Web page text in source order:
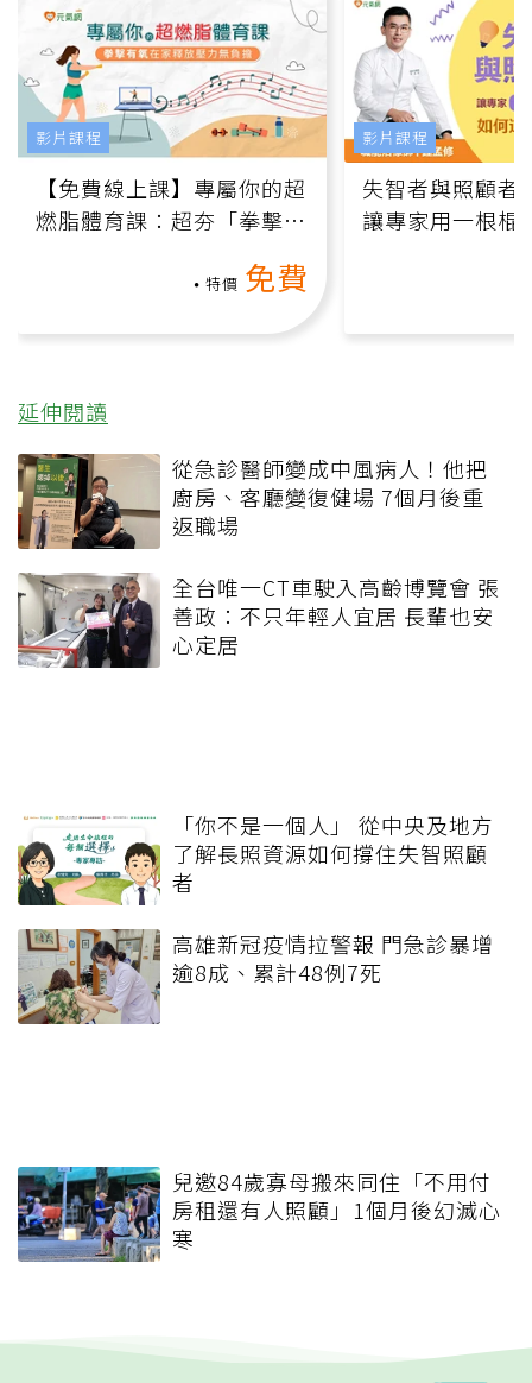
【免費線上課】專屬你的超
燃脂體育課：超夯「拳擊有
特價 免費
影片課程
失智者與照顧者
讓專家用一根棍
影片課程
延伸閱讀
從急診醫師變成中風病人！他把
廚房、客廳變復健場 7個月後重
返職場
全台唯一CT車駛入高齡博覽會 張
善政：不只年輕人宜居 長輩也安
心定居
「你不是一個人」 從中央及地方
了解長照資源如何撐住失智照顧
者
高雄新冠疫情拉警報 門急診暴增
逾8成、累計48例7死
兒邀84歲寡母搬來同住「不用付
房租還有人照顧」1個月後幻滅心
寒